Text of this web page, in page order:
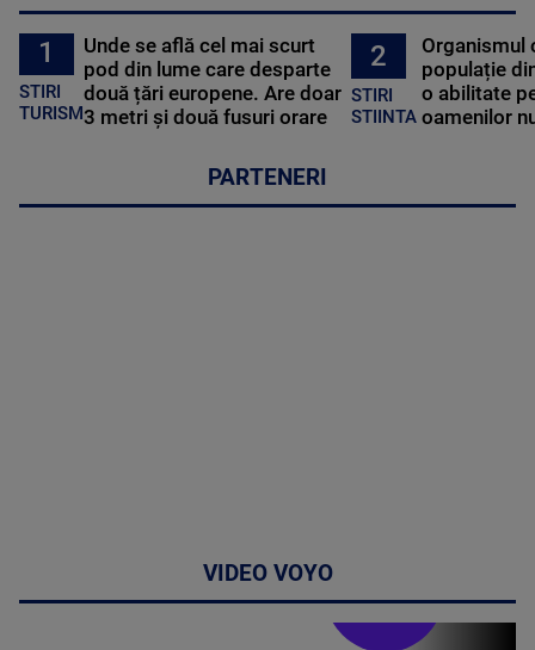
1
STIRI
TURISM
Unde se află cel mai scurt
pod din lume care desparte
două țări europene. Are doar
3 metri și două fusuri orare
2
STIRI
STIINTA
Organismul
populație
o abilitate
oamenilor
PARTENERI
VIDEO VOYO